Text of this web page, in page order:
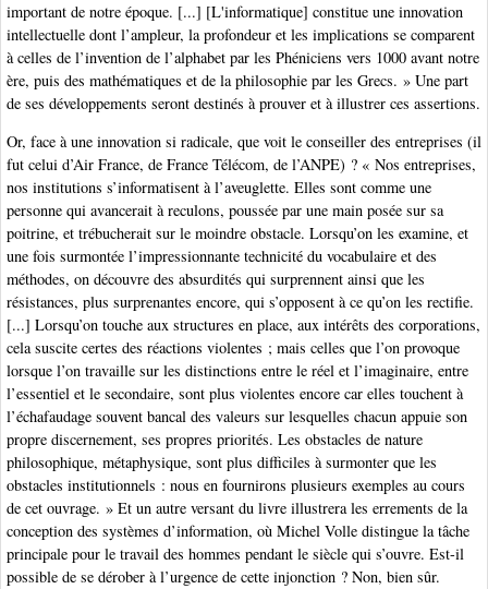
important de notre époque. [...] [L'informatique] constitue une innovation
intellectuelle dont l’ampleur, la profondeur et les implications se comparent
à celles de l’invention de l’alphabet par les Phéniciens vers 1000 avant notre
ère, puis des mathématiques et de la philosophie par les Grecs. » Une part
de ses développements seront destinés à prouver et à illustrer ces assertions.
Or, face à une innovation si radicale, que voit le conseiller des entreprises (il
fut celui d’Air France, de France Télécom, de l’ANPE) ? « Nos entreprises,
nos institutions s’informatisent à l’aveuglette. Elles sont comme une
personne qui avancerait à reculons, poussée par une main posée sur sa
poitrine, et trébucherait sur le moindre obstacle. Lorsqu’on les examine, et
une fois surmontée l’impressionnante technicité du vocabulaire et des
méthodes, on découvre des absurdités qui surprennent ainsi que les
résistances, plus surprenantes encore, qui s’opposent à ce qu’on les rectifie.
[...] Lorsqu’on touche aux structures en place, aux intérêts des corporations,
cela suscite certes des réactions violentes ; mais celles que l’on provoque
lorsque l’on travaille sur les distinctions entre le réel et l’imaginaire, entre
l’essentiel et le secondaire, sont plus violentes encore car elles touchent à
l’échafaudage souvent bancal des valeurs sur lesquelles chacun appuie son
propre discernement, ses propres priorités. Les obstacles de nature
philosophique, métaphysique, sont plus difficiles à surmonter que les
obstacles institutionnels : nous en fournirons plusieurs exemples au cours
de cet ouvrage. » Et un autre versant du livre illustrera les errements de la
conception des systèmes d’information, où Michel Volle distingue la tâche
principale pour le travail des hommes pendant le siècle qui s’ouvre. Est-il
possible de se dérober à l’urgence de cette injonction ? Non, bien sûr.